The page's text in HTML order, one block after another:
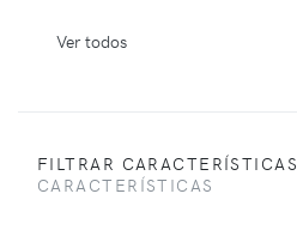
Ver todos
FILTRAR CARACTERÍSTICAS
CARACTERÍSTICAS